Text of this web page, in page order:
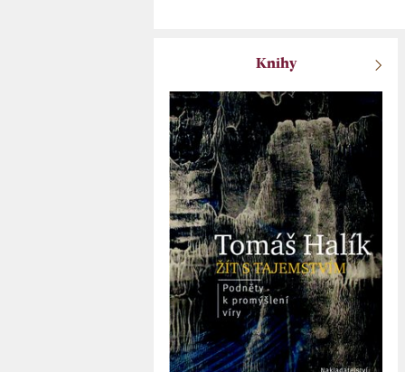
Knihy